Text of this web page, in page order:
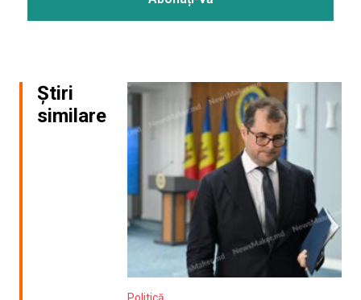
Știri
similare
Politică